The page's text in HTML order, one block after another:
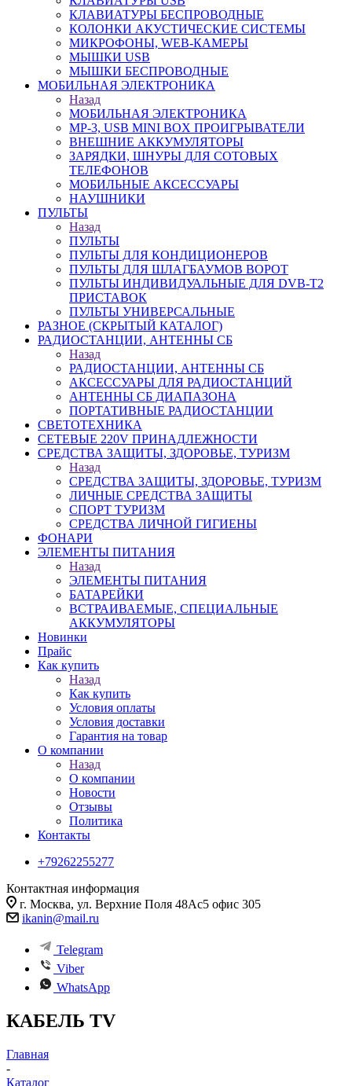
КЛАВИАТУРЫ БЕСПРОВОДНЫЕ
КОЛОНКИ АКУСТИЧЕСКИЕ СИСТЕМЫ
МИКРОФОНЫ, WEB-КАМЕРЫ
МЫШКИ USB
МЫШКИ БЕСПРОВОДНЫЕ
МОБИЛЬНАЯ ЭЛЕКТРОНИКА
Назад
МОБИЛЬНАЯ ЭЛЕКТРОНИКА
MP-3, USB MINI BOX ПРОИГРЫВАТЕЛИ
ВНЕШНИЕ АККУМУЛЯТОРЫ
ЗАРЯДКИ, ШНУРЫ ДЛЯ СОТОВЫХ
ТЕЛЕФОНОВ
МОБИЛЬНЫЕ АКСЕССУАРЫ
НАУШНИКИ
ПУЛЬТЫ
Назад
ПУЛЬТЫ
ПУЛЬТЫ ДЛЯ КОНДИЦИОНЕРОВ
ПУЛЬТЫ ДЛЯ ШЛАГБАУМОВ ВОРОТ
ПУЛЬТЫ ИНДИВИДУАЛЬНЫЕ ДЛЯ DVB-T2
ПРИСТАВОК
ПУЛЬТЫ УНИВЕРСАЛЬНЫЕ
РАЗНОЕ (СКРЫТЫЙ КАТАЛОГ)
РАДИОСТАНЦИИ, АНТЕННЫ CБ
Назад
РАДИОСТАНЦИИ, АНТЕННЫ CБ
АКСЕССУАРЫ ДЛЯ РАДИОСТАНЦИЙ
АНТЕННЫ CБ ДИАПАЗОНА
ПОРТАТИВНЫЕ РАДИОСТАНЦИИ
СВЕТОТЕХНИКА
СЕТЕВЫЕ 220V ПРИНАДЛЕЖНОСТИ
СРЕДСТВА ЗАЩИТЫ, ЗДОРОВЬЕ, ТУРИЗМ
Назад
СРЕДСТВА ЗАЩИТЫ, ЗДОРОВЬЕ, ТУРИЗМ
ЛИЧНЫЕ СРЕДСТВА ЗАЩИТЫ
СПОРТ ТУРИЗМ
СРЕДСТВА ЛИЧНОЙ ГИГИЕНЫ
ФОНАРИ
ЭЛЕМЕНТЫ ПИТАНИЯ
Назад
ЭЛЕМЕНТЫ ПИТАНИЯ
БАТАРЕЙКИ
ВСТРАИВАЕМЫЕ, СПЕЦИАЛЬНЫЕ
АККУМУЛЯТОРЫ
Новинки
Прайс
Как купить
Назад
Как купить
Условия оплаты
Условия доставки
Гарантия на товар
О компании
Назад
О компании
Новости
Отзывы
Политика
Контакты
+79262255277
Контактная информация
г. Москва, ул. Верхние Поля 48Ас5 офис 305
ikanin@mail.ru
Telegram
Viber
WhatsApp
КАБЕЛЬ TV
Главная
-
Каталог